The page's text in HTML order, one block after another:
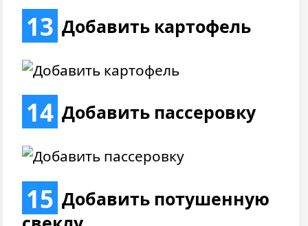
13 Добавить картофель
14 Добавить пассеровку
15 Добавить потушенную